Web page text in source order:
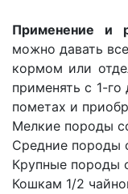
Применение и
можно давать
кормом или
применять с 1-
пометах и
Мелкие породы
Средние породы
Крупные породы
Кошкам 1/2